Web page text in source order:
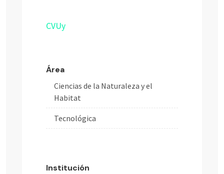
CVUy
Área
Ciencias de la Naturaleza y el
Habitat
Tecnológica
Institución